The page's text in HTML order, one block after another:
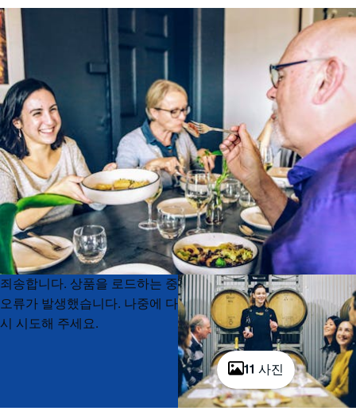
11 사진
Product
List
Product
List
죄송합니다. 상품을 로드하는 중
오류가 발생했습니다. 나중에 다
시 시도해 주세요.